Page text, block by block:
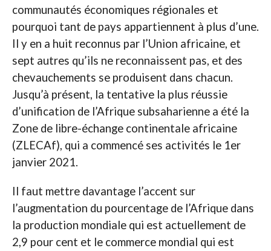
communautés économiques régionales et
pourquoi tant de pays appartiennent à plus d’une.
Il y en a huit reconnus par l’Union africaine, et
sept autres qu’ils ne reconnaissent pas, et des
chevauchements se produisent dans chacun.
Jusqu’à présent, la tentative la plus réussie
d’unification de l’Afrique subsaharienne a été la
Zone de libre-échange continentale africaine
(ZLECAf), qui a commencé ses activités le 1er
janvier 2021.
Il faut mettre davantage l’accent sur
l’augmentation du pourcentage de l’Afrique dans
la production mondiale qui est actuellement de
2,9 pour cent et le commerce mondial qui est